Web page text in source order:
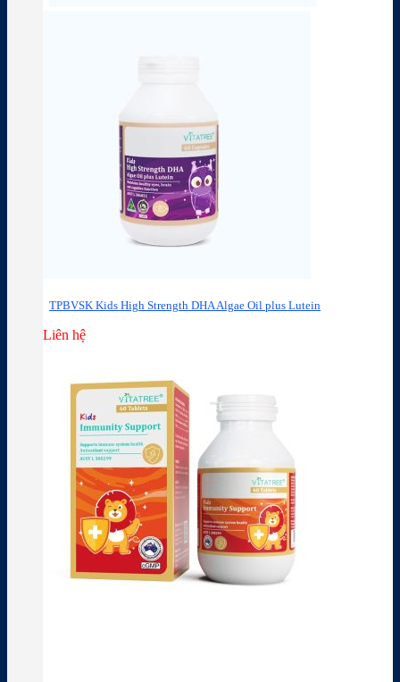
TPBVSK Kids High Strength DHA Algae Oil plus Lutein
Liên hệ